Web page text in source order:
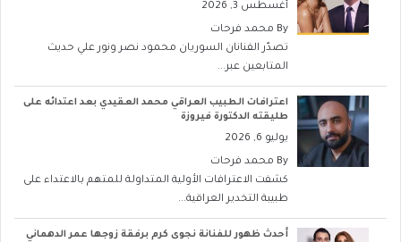
أغسطس 3, 2026
By محمد فرحات
تصدّر الفنانان السوريان محمود نصر ونور علي حديث
المتابعين عبر...
اعترافات الطبيب العراقي محمد العقيدي بعد اعتدائه على
طليقته الدكتورة فيروزة
يوليو 6, 2026
By محمد فرحات
كشفت الاعترافات الأولية المتداولة للمتهم بالاعتداء على
طبيبة التخدير العراقية...
أحدث ظهور للفنانة نجوى كرم برفقة زوجها عمر الدهماني